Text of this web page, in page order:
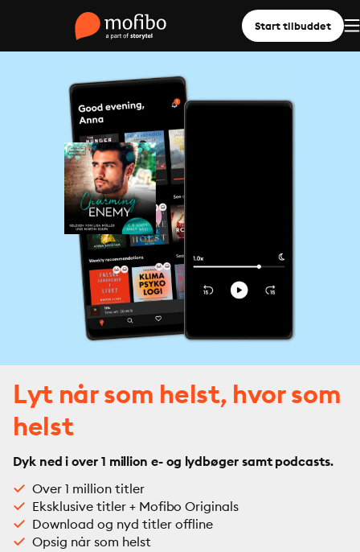
Start tilbuddet
Lyt når som helst, hvor som
helst
Dyk ned i over 1 million e- og lydbøger samt podcasts.
Over 1 million titler
Eksklusive titler + Mofibo Originals
Download og nyd titler offline
Opsig når som helst